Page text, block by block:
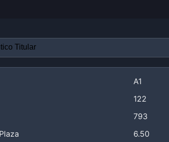
A1
122
793
6.50